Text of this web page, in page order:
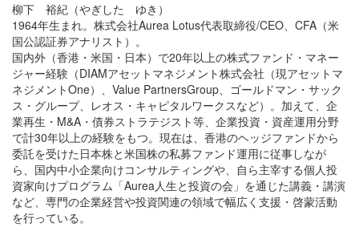
柳下 裕紀（やぎした ゆき）
1964年生まれ。株式会社Aurea Lotus代表取締役/CEO、CFA（米
国公認証券アナリスト）。
国内外（香港・米国・日本）で20年以上の株式ファンド・マネー
ジャー経験（DIAMアセットマネジメント株式会社（現アセットマ
ネジメントOne）、Value PartnersGroup、ゴールドマン・サック
ス・グループ、レオス・キャピタルワークスなど）。加えて、企
業再生・M&A・債券ストラテジスト等、企業投資・資産運用分野
で計30年以上の経験をもつ。現在は、香港のヘッジファンドから
委託を受けた日本株と米国株の私募ファンド運用に従事しなが
ら、国内中小企業向けコンサルティングや、自ら主宰する個人投
資家向けプログラム「Aurea人生と投資の会」を通じた講義・講演
など、専門の企業経営や投資関連の領域で幅広く支援・啓蒙活動
を行っている。